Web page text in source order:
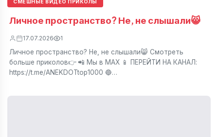
СМЕШНЫЕ ВИДЕО ПРИКОЛЫ
Личное пространство? Не, не слышали😸
17.07.2026 1
Личное пространство? Не, не слышали😸 Смотреть
больше приколов👉 📲 Мы в МАХ 📱 ПЕРЕЙТИ НА КАНАЛ:
https://t.me/ANEKDOTtop1000 🔵…